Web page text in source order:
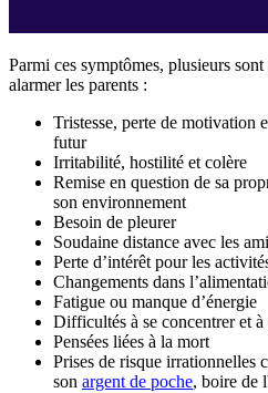
Parmi ces symptômes, plusieurs
alarmer les parents :
Tristesse, perte de motivation
futur
Irritabilité, hostilité et colère
Remise en question de sa
son environnement
Besoin de pleurer
Soudaine distance avec les
Perte d’intérêt pour les
Changements dans
Fatigue ou manque d’énergie
Difficultés à se concentrer et
Pensées liées à la mort
Prises de risque irrationnelles
son argent de poche, boire de